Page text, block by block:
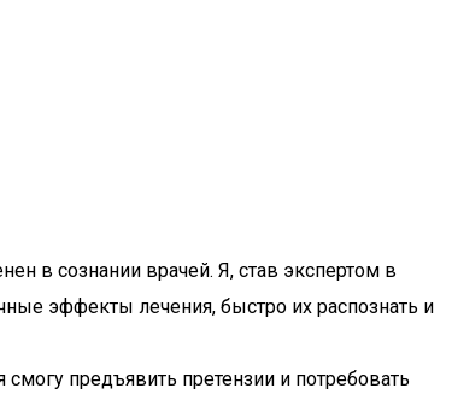
в сознании врачей. Я, став экспертом в
эффекты лечения, быстро их распознать и
смогу предъявить претензии и потребовать